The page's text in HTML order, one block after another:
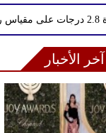
آخر الأخبار